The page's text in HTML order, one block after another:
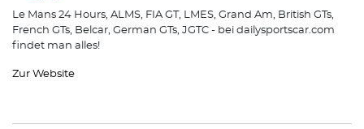
Le Mans 24 Hours, ALMS, FIA GT, LMES, Grand Am, British GTs,
French GTs, Belcar, German GTs, JGTC - bei dailysportscar.com
findet man alles!
Zur Website